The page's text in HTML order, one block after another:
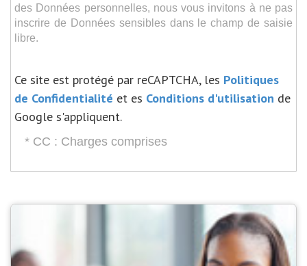
des Données personnelles, nous vous invitons à ne pas
inscrire de Données sensibles dans le champ de saisie
libre.
Ce site est protégé par reCAPTCHA, les Politiques
de Confidentialité et es Conditions d'utilisation de
Google s'appliquent.
* CC : Charges comprises